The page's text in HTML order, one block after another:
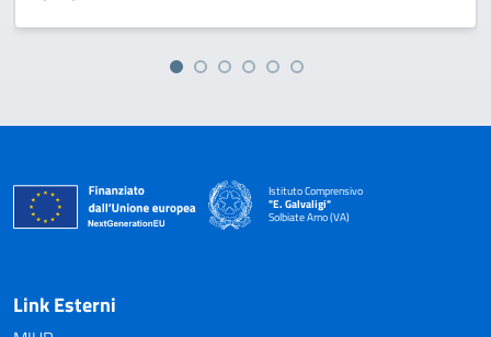
Istituto Comprensivo
"E. Galvaligi"
Solbiate Arno (VA)
Link Esterni